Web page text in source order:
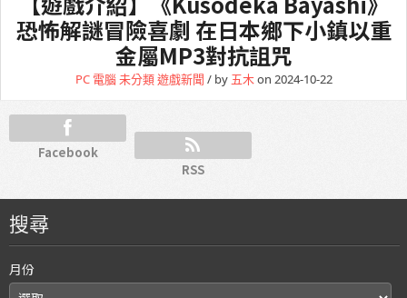
恐怖解謎冒險喜劇 在日本鄉下小鎮以重
金屬MP3對抗詛咒
PC 電腦未分類遊戲新聞 / by 五木on 2024-10-22
Facebook
RSS
搜尋
月份